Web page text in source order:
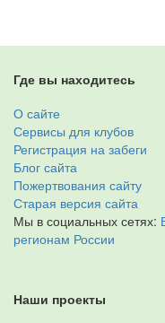
Где вы находитесь
О сайте
Сервисы для клубов
Регистрация на забеги
Блог сайта
Пожертвования сайту
Старая версия сайта
Мы в социальных сетях:
регионам России
Наши проекты